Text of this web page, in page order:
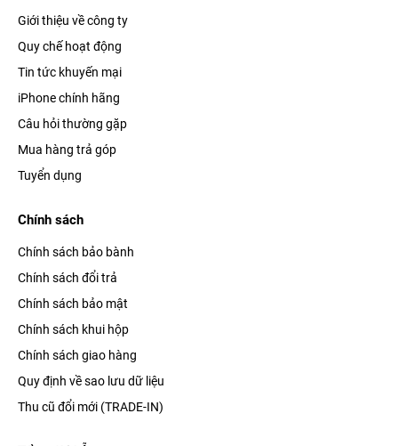
Giới thiệu về công ty
Quy chế hoạt động
Tin tức khuyến mại
iPhone chính hãng
Câu hỏi thường gặp
Mua hàng trả góp
Tuyển dụng
Chính sách
Chính sách bảo bành
Chính sách đổi trả
Chính sách bảo mật
Chính sách khui hộp
Chính sách giao hàng
Quy định về sao lưu dữ liệu
Thu cũ đổi mới (TRADE-IN)